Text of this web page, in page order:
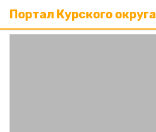
Портал Курского округа